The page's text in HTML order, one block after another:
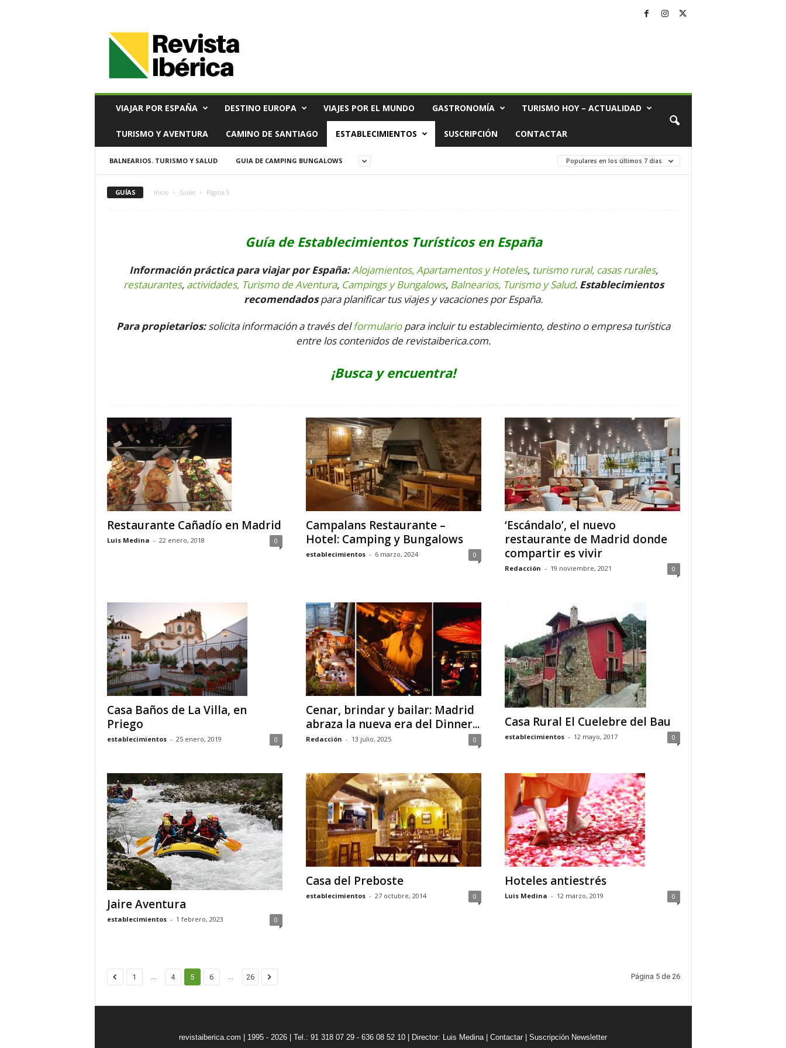
m
VIAJAR POR ESPAÑA DESTINO EUROPA VIAJES POR EL MUNDO GASTRONOMÍA TURISMO HOY – ACTUALIDAD
TURISMO Y AVENTURA CAMINO DE SANTIAGO ESTABLECIMIENTOS SUSCRIPCIÓN CONTACTAR
BALNEARIOS. TURISMO Y SALUD GUIA DE CAMPING BUNGALOWS Populares en los últimos 7 días
GUÍAS Inicio Guías Página 5
Guía de Establecimientos Turísticos en España
Información práctica para viajar por España:Alojamientos, Apartamentos y Hoteles, turismo rural, casas rurales,
restaurantes, actividades, Turismo de Aventura, Campings y Bungalows, Balnearios, Turismo y Salud. Establecimientos
recomendadospara planificar tus viajes y vacaciones por España.
Para propietarios:solicita información a través delformulariopara incluir tu establecimiento, destino o empresa turística
entre los contenidos de revistaiberica.com.
¡Busca y encuentra!
Restaurante Cañadío en Madrid
Luis Medina - 22 enero, 2018 0
Campalans Restaurante –
Hotel: Camping y Bungalows
establecimientos - 6 marzo, 2024 0
‘Escándalo’, el nuevo
restaurante de Madrid donde
compartir es vivir
Redacción - 19 noviembre, 2021 0
Casa Baños de La Villa, en
Priego
establecimientos - 25 enero, 2019 0
Cenar, brindar y bailar: Madrid
abraza la nueva era del Dinner...
Redacción - 13 julio, 2025 0
Casa Rural El Cuelebre del Bau
establecimientos - 12 mayo, 2017 0
Jaire Aventura
establecimientos - 1 febrero, 2023 0
Casa del Preboste
establecimientos - 27 octubre, 2014 0
Hoteles antiestrés
Luis Medina - 12 marzo, 2019 0
1 ... 4 5 6 ... 26 Página 5 de 26
revistaiberica.com | 1995 - 2026 | Tel.: 91 318 07 29 - 636 08 52 10 | Director: Luis Medina| Contactar Suscripción Newsletter